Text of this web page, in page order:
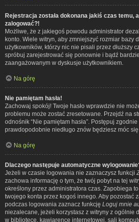
Rejestracja została dokonana jakiś czas temu,
zalogować?!
Możliwe, że z jakiegoś powodu administrator
konto. Wiele witryn, aby zmniejszyć rozmiar bazy
użytkowników, którzy nic nie pisali przez dłuższy
spróbuj zarejestrować się ponownie i bądź
zaangażowanym w dyskusje użytkownikiem.
Na górę
Nie pamiętam hasła!
Zachowaj spokój! Twoje hasło wprawdzie nie
problemu może zostać zresetowane. Przejdź na
odnośnik “Nie pamiętam hasła”. Postępuj
prawdopodobnie niedługo znów będziesz móc
Na górę
Dlaczego następuje automatyczne
Jeżeli w czasie logowania nie zaznaczysz funkcji
zachowa informację o tym, że twój pobyt na tej
określony przez administratora czas. Zapobiega
twojego konta przez kogoś innego. Aby pozostać
podczas logowania zaznacz funkcję Loguj mnie
niezalecane, jeżeli korzystasz z witryny z ogólnie
w bibliotece, kawiarence internetowej, sali